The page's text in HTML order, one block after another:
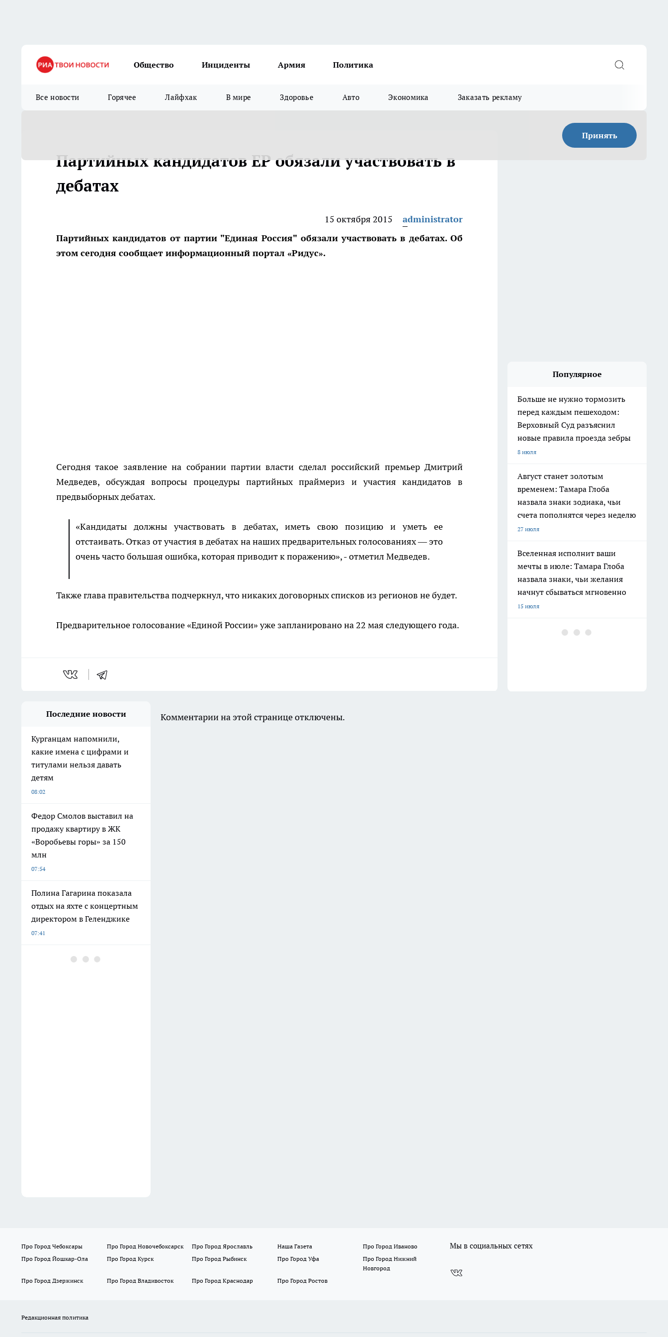
Общество Инциденты Армия Политика
Все новости Горячее Лайфхак В мире Здоровье Авто Экономика Заказать рекламу
Принять
Партийных кандидатов ЕР обязали участвовать в
дебатах
15 октября 2015
administrator
Партийных кандидатов от партии "Единая Россия" обязали участвовать в дебатах. Об
этом сегодня сообщает информационный портал «Ридус».
Сегодня такое заявление на собрании партии власти сделал российский премьер Дмитрий
Медведев, обсуждая вопросы процедуры партийных праймериз и участия кандидатов в
предвыборных дебатах.
«Кандидаты должны участвовать в дебатах, иметь свою позицию и уметь ее
отстаивать. Отказ от участия в дебатах на наших предварительных голосованиях — это
очень часто большая ошибка, которая приводит к поражению», - отметил Медведев.
Также глава правительства подчеркнул, что никаких договорных списков из регионов не будет.
Предварительное голосование «Единой России» уже запланировано на 22 мая следующего года.
Популярное
Больше не нужно тормозить
перед каждым пешеходом:
Верховный Суд разъяснил
новые правила проезда зебры
8 июля
Август станет золотым
временем: Тамара Глоба
назвала знаки зодиака, чьи
счета пополнятся через неделю
27 июля
Вселенная исполнит ваши
мечты в июле: Тамара Глоба
назвала знаки, чьи желания
начнут сбываться мгновенно
15 июля
Последние новости
Курганцам напомнили,
какие имена с цифрами и
титулами нельзя давать
детям
08:02
Федор Смолов выставил на
продажу квартиру в ЖК
«Воробьевы горы» за 150
млн
07:54
Полина Гагарина показала
отдых на яхте с концертным
директором в Геленджике
07:41
В Свердловской области
Комментарии на этой странице отключены.
Про Город Чебоксары Про Город Новочебоксарск Про Город Ярославль Наша Газета
Про Город Иваново
Про Город Йошкар-Ола
Про Город Курск Про Город Рыбинск Про Город Уфа
Про Город Нижний
Новгород
Про Город Дзержинск
Про Город Владивосток Про Город Краснодар Про Город Ростов
Мы в социальных сетях
Редакционная политика